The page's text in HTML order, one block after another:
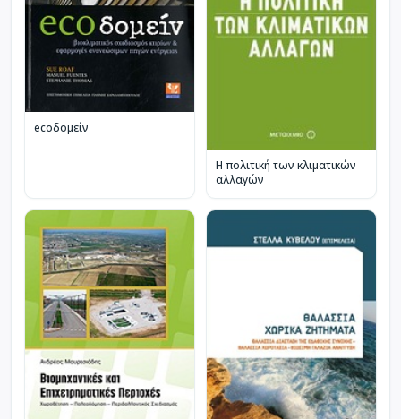
ecoδομείν
Η πολιτική των κλιματικών
αλλαγών